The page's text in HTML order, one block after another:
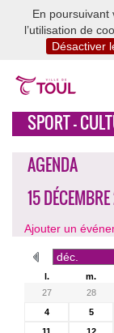
En poursuivant
l’utilisation de
Désactiver
SPORT -
AGENDA
15
Ajouter un
l. m.
27
28
4
5
11
12